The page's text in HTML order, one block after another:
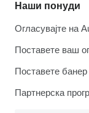
Наши понуди
Огласувајте на
Поставете ваш
Поставете банер
Партнерска